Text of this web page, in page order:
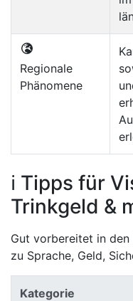
Regionale
Phänomene
ℹ️ Tipps für
Trinkgeld &
Gut vorbereitet in
zu Sprache, Geld,
Kategorie